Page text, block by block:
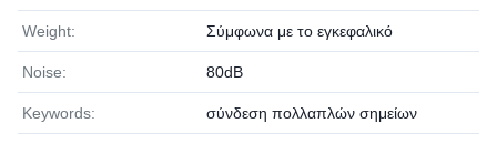
Weight: Σύμφωνα με το εγκεφαλικό
Noise: 80dB
Keywords: σύνδεση πολλαπλών σημείων